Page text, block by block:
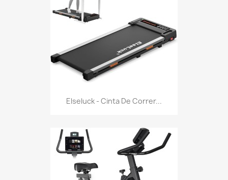
Elseluck - Cinta De Correr...